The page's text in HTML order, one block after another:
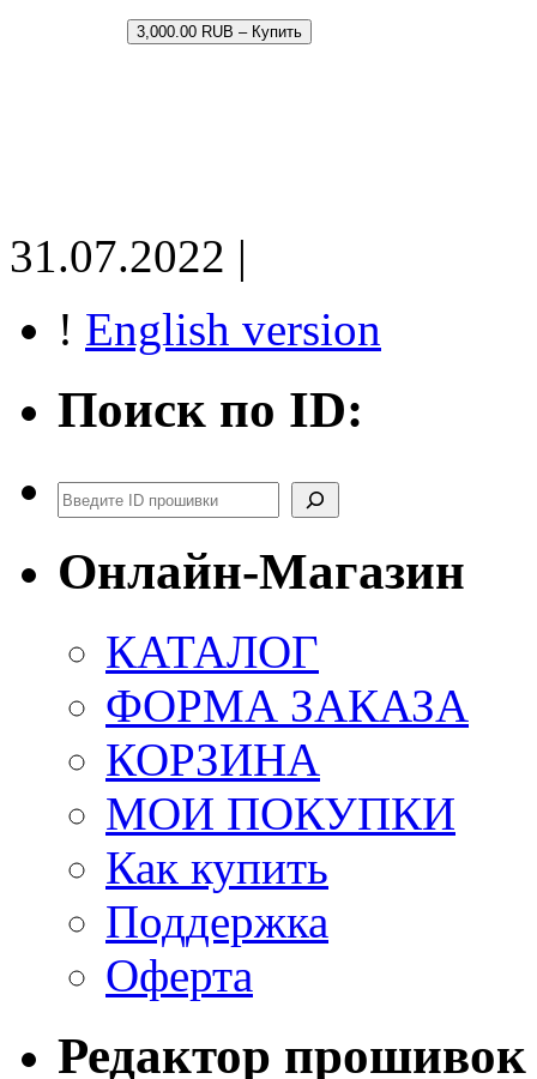
3,000.00 RUB – Купить
31.07.2022 |
! English version
Поиск по ID:
Поиск
Онлайн-Магазин
КАТАЛОГ
ФОРМА ЗАКАЗА
КОРЗИНА
МОИ ПОКУПКИ
Как купить
Поддержка
Оферта
Редактор прошивок